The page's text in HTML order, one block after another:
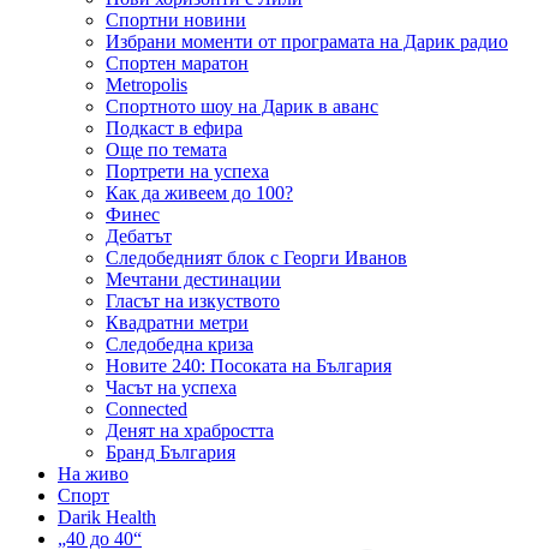
Спортни новини
Избрани моменти от програмата на Дарик радио
Спортен маратон
Metropolis
Спортното шоу на Дарик в аванс
Подкаст в ефира
Още по темата
Портрети на успеха
Как да живеем до 100?
Финес
Дебатът
Следобедният блок с Георги Иванов
Мечтани дестинации
Гласът на изкуството
Квадратни метри
Следобедна криза
Новите 240: Посоката на България
Часът на успеха
Connected
Денят на храбростта
Бранд България
На живо
Спорт
Darik Health
„40 до 40“